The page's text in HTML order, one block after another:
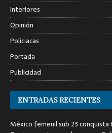
Interiores
Opinión
Policiacas
Portada
Publicidad
ENTRADAS RECIENTES
México femenil sub 23